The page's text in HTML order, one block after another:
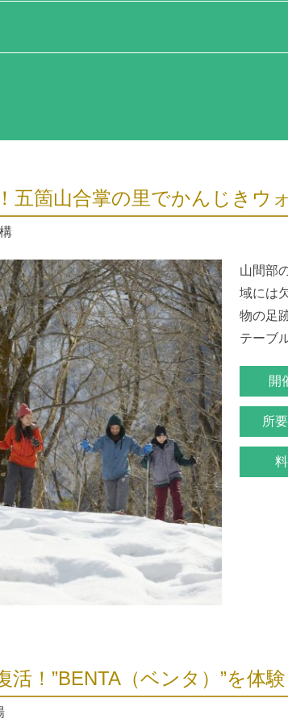
五箇山合掌の里でかんじきウ
山間部
域には
物の足
テーブ
開
所
活！”BENTA（ベンタ）”を体